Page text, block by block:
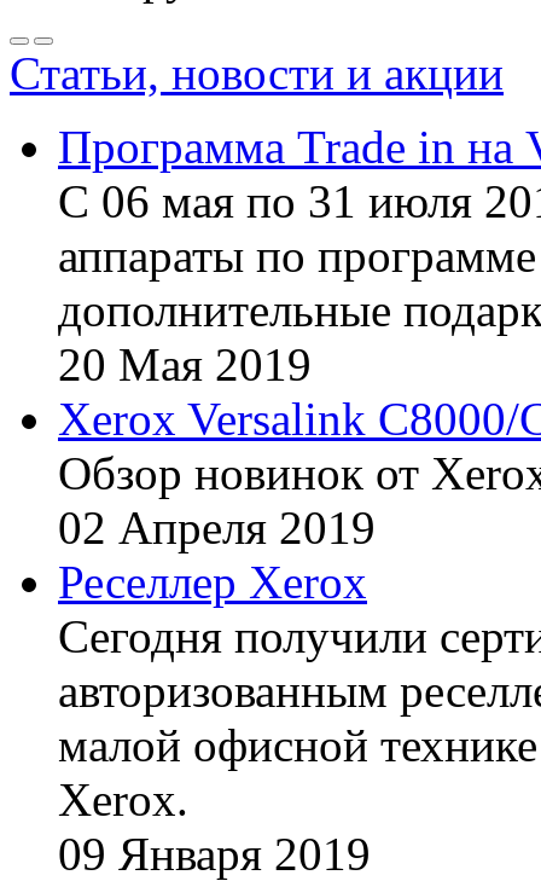
Статьи, новости и акции
Программа Trade in на
С 06 мая по 31 июля
аппараты по
дополнительные
20 Мая 2019
Xerox Versalink C8000/
Обзор новинок от
02 Апреля 2019
Реселлер Xerox
Сегодня получили
авторизованным
малой офисной
Xerox.
09 Января 2019